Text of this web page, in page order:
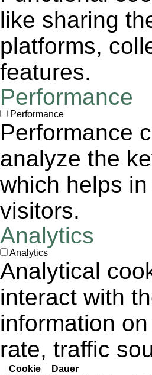
like sharing
platforms,
features.
Performance
Performance
Performance
analyze the
which helps
visitors.
Analytics
Analytics
Analytical
interact with
information
rate, traffic
Cookie Dauer